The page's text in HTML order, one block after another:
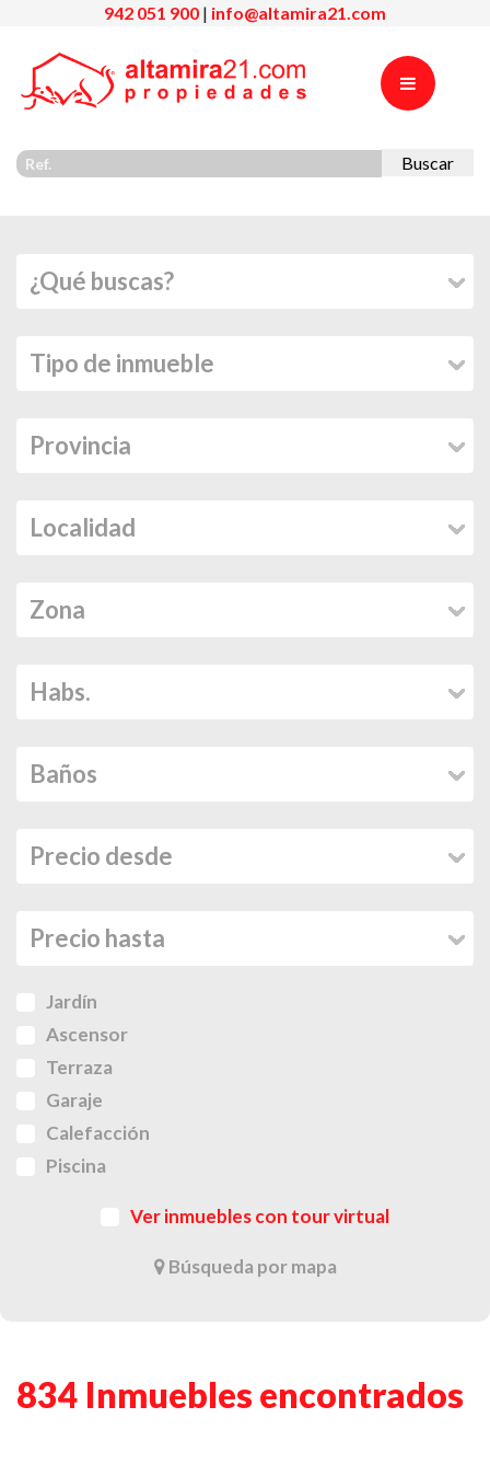
942 051 900 | info@altamira21.com
Buscar
Jardín
Ascensor
Terraza
Garaje
Calefacción
Piscina
Ver inmuebles con tour virtual
Búsqueda por mapa
834 Inmuebles encontrados